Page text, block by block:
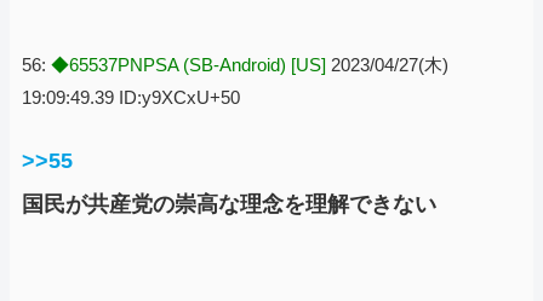
56: ◆65537PNPSA (SB-Android) [US] 2023/04/27(木)
19:09:49.39 ID:y9XCxU+50
>>55
国民が共産党の崇高な理念を理解できない